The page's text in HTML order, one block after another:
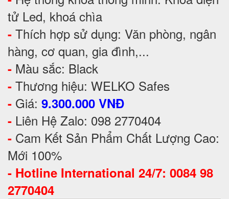
tử Led, khoá chìa
- Thích hợp sử dụng: Văn phòng, ngân
hàng, cơ quan, gia đình,...
- Màu sắc: Black
- Thương hiệu: WELKO Safes
- Giá: 9.300.000 VNĐ
- Liên Hệ Zalo: 098 2770404
- Cam Kết Sản Phẩm Chất Lượng Cao:
Mới 100%
- Hotline International 24/7: 0084 98
2770404